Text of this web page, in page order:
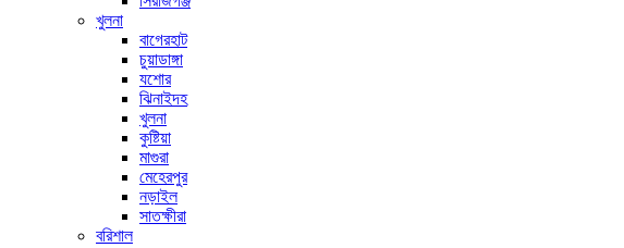
খুলনা
বাগেরহাট
চুয়াডাঙ্গা
যশোর
ঝিনাইদহ
খুলনা
কুষ্টিয়া
মাগুরা
মেহেরপুর
নড়াইল
সাতক্ষীরা
বরিশাল